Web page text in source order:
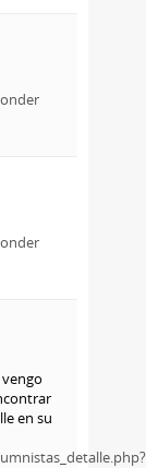
en su